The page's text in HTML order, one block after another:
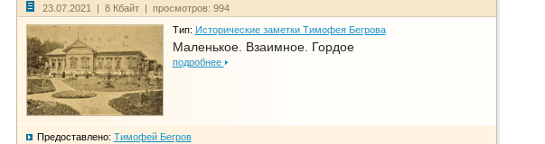
23.07.2021 | 8 Кбайт | просмотров: 994
Тип: Исторические заметки Тимофея Бегрова
Маленькое. Взаимное. Гордое
подробнее
Предоставлено: Тимофей Бегров